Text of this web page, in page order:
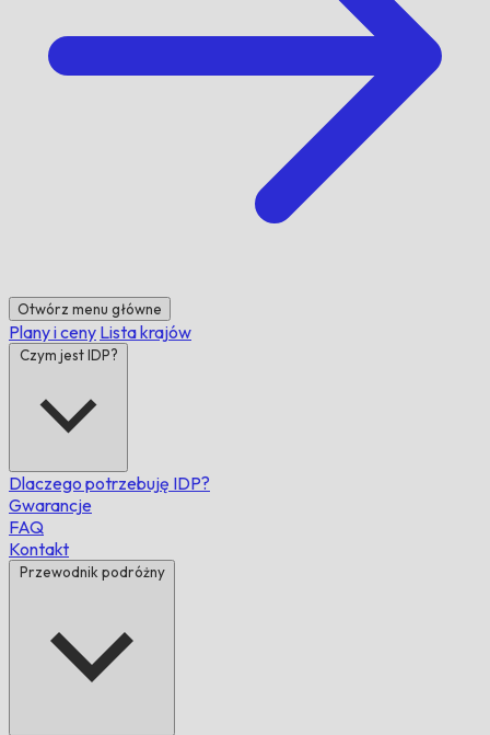
Otwórz menu główne
Plany i ceny Lista krajów
Czym jest IDP?
Dlaczego potrzebuję IDP?
Gwarancje
FAQ
Kontakt
Przewodnik podróżny